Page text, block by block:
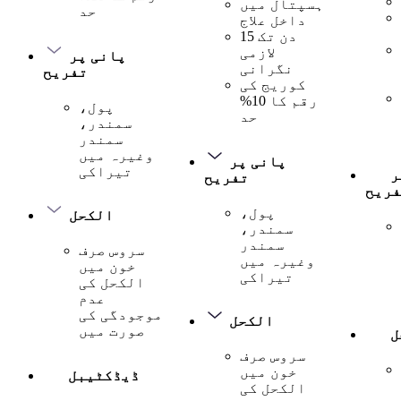
حد
پانی پر
تفریح
پول،
سمندر،
سمندر
وغیرہ میں
تیراکی
الکحل
سروس صرف
خون میں
الکحل کی
عدم
موجودگی کی
صورت میں
ڈیڈکٹیبل
ہسپتال میں
داخل علاج
15 دن تک
لازمی
نگرانی
کوریج کی
رقم کا 10%
حد
پانی پر
تفریح
پول،
سمندر،
سمندر
وغیرہ میں
تیراکی
الکحل
سروس صرف
خون میں
الکحل کی